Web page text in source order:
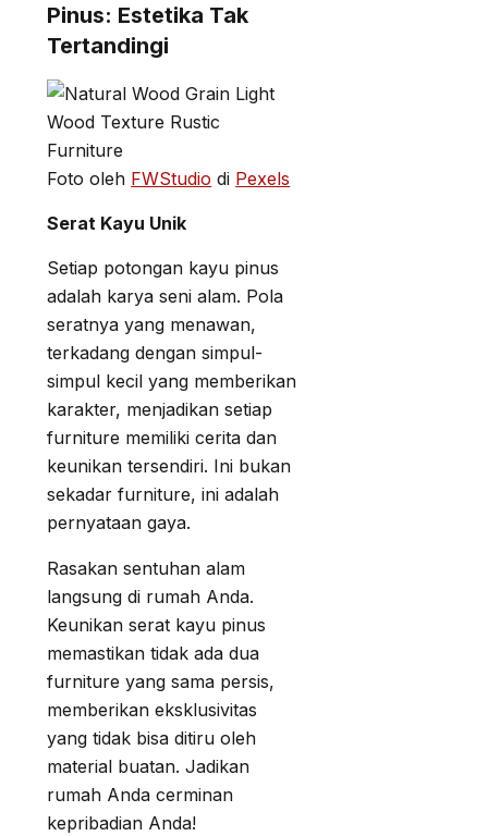
Pinus: Estetika Tak
Tertandingi
Foto oleh FWStudio di Pexels
Serat Kayu Unik
Setiap potongan kayu pinus
adalah karya seni alam. Pola
seratnya yang menawan,
terkadang dengan simpul-
simpul kecil yang memberikan
karakter, menjadikan setiap
furniture memiliki cerita dan
keunikan tersendiri. Ini bukan
sekadar furniture, ini adalah
pernyataan gaya.
Rasakan sentuhan alam
langsung di rumah Anda.
Keunikan serat kayu pinus
memastikan tidak ada dua
furniture yang sama persis,
memberikan eksklusivitas
yang tidak bisa ditiru oleh
material buatan. Jadikan
rumah Anda cerminan
kepribadian Anda!